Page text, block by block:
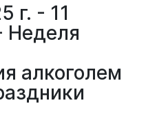
г. - 11
Неделя
алкоголем